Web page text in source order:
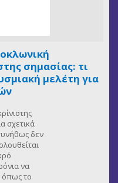
σημασίας: τι
μελέτη για
σχετικά
δεν
να
όπως το